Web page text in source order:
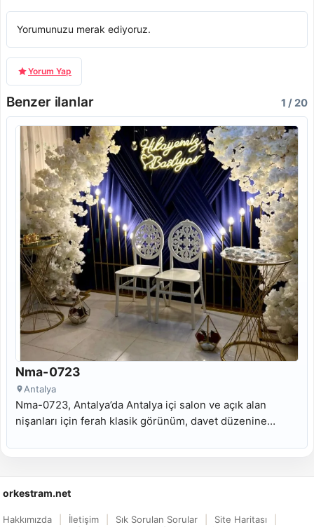
Yorumunuzu merak ediyoruz.
Yorum Yap
Benzer ilanlar 1 / 20
Nma-0723
Antalya
Nma-0723, Antalya’da Antalya içi salon ve açık alan
nişanları için ferah klasik görünüm, davet düzenine
orkestram.net
Hakkımızda İletişim Sık Sorulan Sorular
Site Haritası